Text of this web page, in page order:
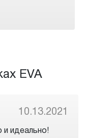
EVA
10.13.2021
и идеально!